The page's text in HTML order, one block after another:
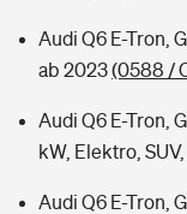
Audi Q6 E-Tron,
ab 2023(0588 /
Audi Q6 E-Tron,
kW, Elektro,
Audi Q6 E-Tron,